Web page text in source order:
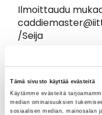
Tämä sivusto käyttää evästeitä
Käytämme evästeitä
median ominaisuuksien
sosiaalisen median, mainosalan
Ilmoittaudu
/Seija